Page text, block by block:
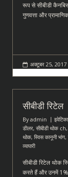
रूप से सीबीडी
गुणवत्ता और
अक्टूबर 25, 2017
सीबीडी रिटेल
Byadmin इवेटिका
डीलर, सीबीडी थोक ch,
थोक, स्विस कानूनी भांग,
व्यापारी
सीबीडी रिटेल थोक
करते हैं और उनमें